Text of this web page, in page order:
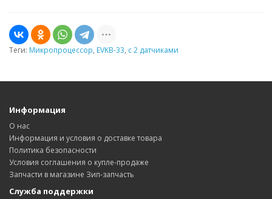
Теги: Микропроцессор, EVKB-33, с 2 датчиками
Информация
О нас
Информация и условия о доставке товара
Политика безопасности
Условия соглашения о купле-продаже
Запчасти в магазине Зип-запчасть
Служба поддержки